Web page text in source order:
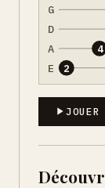
G
D
A
E 2
4